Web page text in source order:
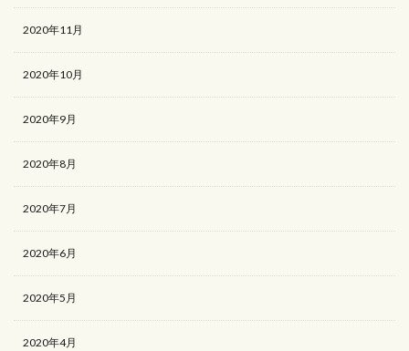
2020年11月
2020年10月
2020年9月
2020年8月
2020年7月
2020年6月
2020年5月
2020年4月